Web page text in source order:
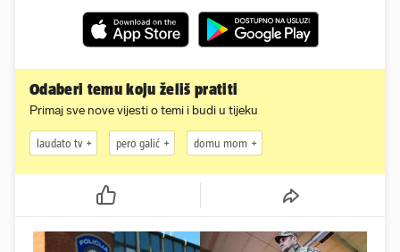
Odaberi temu koju želiš pratiti
Primaj sve nove vijesti o temi i budi u tijeku
laudato tv pero galić domu mom